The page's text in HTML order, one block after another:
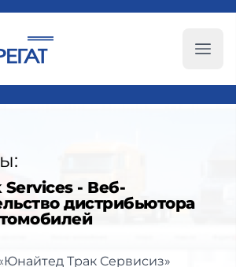
- Веб-
дистрибьютора
Трак Сервисиз»